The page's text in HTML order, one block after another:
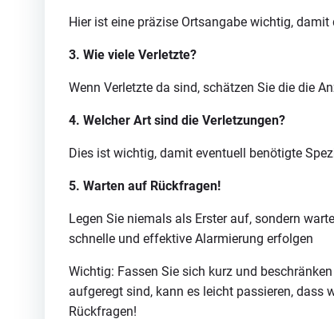
Hier ist eine präzise Ortsangabe wichtig,
3. Wie viele Verletzte?
Wenn Verletzte da sind, schätzen Sie die die
4. Welcher Art sind die Verletzungen?
Dies ist wichtig, damit eventuell benötigte
5. Warten auf Rückfragen!
Legen Sie niemals als Erster auf, sondern
schnelle und effektive Alarmierung erfolgen
Wichtig: Fassen Sie sich kurz und
aufgeregt sind, kann es leicht passieren, dass
Rückfragen!